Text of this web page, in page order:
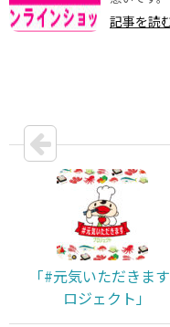
記事を読
「#元気いただきま
ロジェクト」